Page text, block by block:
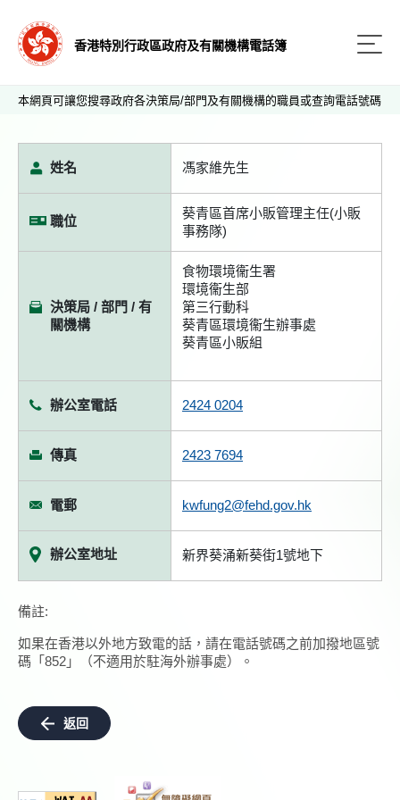
香港特別行政區政府及有關機構電話簿
本網頁可讓您搜尋政府各決策局/部門及有關機構的職員或查詢電話號碼
姓名 馮家維先生
職位
葵青區首席小販管理主任(小販
事務隊)
決策局 / 部門 / 有
關機構
食物環境衞生署
環境衞生部
第三行動科
葵青區環境衞生辦事處
葵青區小販組
辦公室電話 2424 0204
傳真 2423 7694
電郵 kwfung2@fehd.gov.hk
辦公室地址 新界葵涌新葵街1號地下
備註:
如果在香港以外地方致電的話，請在電話號碼之前加撥地區號
碼「852」（不適用於駐海外辦事處）。
返回